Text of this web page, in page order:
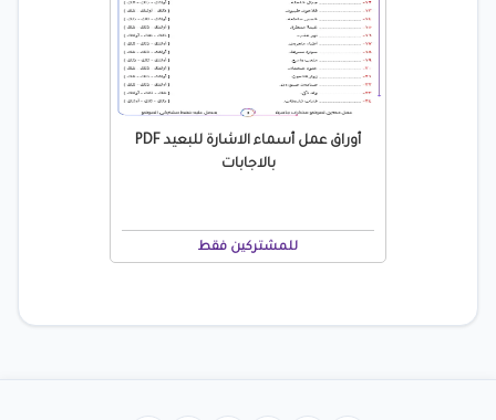
أوراق عمل أسماء الاشارة للبعيد PDF
بالاجابات
للمشتركين فقط